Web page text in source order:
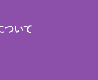
ついて